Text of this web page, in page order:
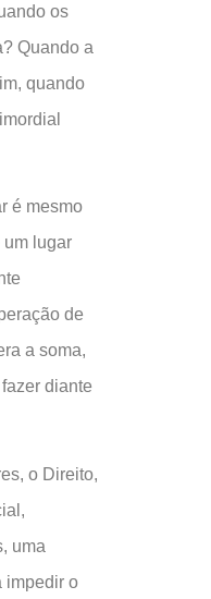
os
Quando a
quando
é mesmo
um lugar
de
a soma,
diante
o Direito,
uma
impedir o